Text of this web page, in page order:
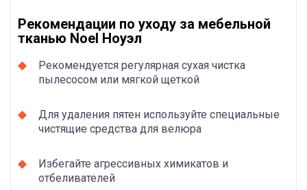
Рекомендации по уходу за мебельной
тканью Noel Ноуэл
Рекомендуется регулярная сухая чистка
пылесосом или мягкой щеткой
Для удаления пятен используйте специальные
чистящие средства для велюра
Избегайте агрессивных химикатов и
отбеливателей